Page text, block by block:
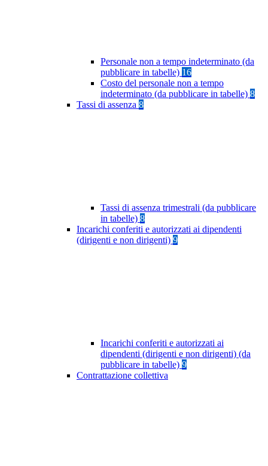
Personale non a tempo indeterminato (da
pubblicare in tabelle) 16
Costo del personale non a tempo
indeterminato (da pubblicare in tabelle) 8
Tassi di assenza 8
Tassi di assenza trimestrali (da pubblicare
in tabelle) 8
Incarichi conferiti e autorizzati ai dipendenti
(dirigenti e non dirigenti) 9
Incarichi conferiti e autorizzati ai
dipendenti (dirigenti e non dirigenti) (da
pubblicare in tabelle) 9
Contrattazione collettiva